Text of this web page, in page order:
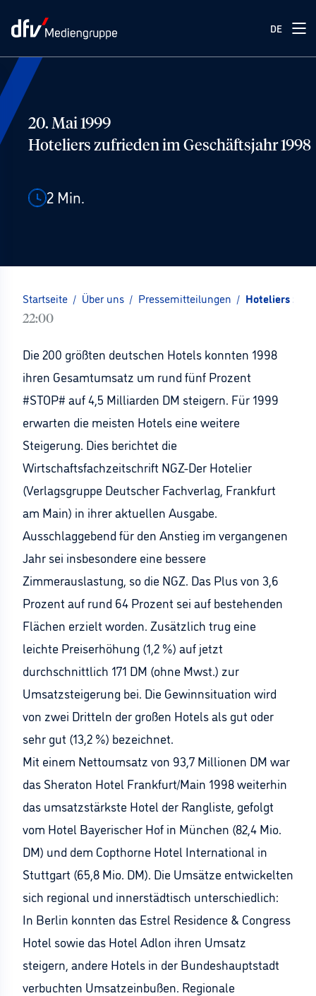
DE
20. Mai 1999
Hoteliers zufrieden im Geschäftsjahr 1998
2 Min.
Startseite / Über uns / Pressemitteilungen / Hoteliers
22:00
Die 200 größten deutschen Hotels konnten 1998
ihren Gesamtumsatz um rund fünf Prozent
#STOP# auf 4,5 Milliarden DM steigern. Für 1999
erwarten die meisten Hotels eine weitere
Steigerung. Dies berichtet die
Wirtschaftsfachzeitschrift NGZ-Der Hotelier
(Verlagsgruppe Deutscher Fachverlag, Frankfurt
am Main) in ihrer aktuellen Ausgabe.
Ausschlaggebend für den Anstieg im vergangenen
Jahr sei insbesondere eine bessere
Zimmerauslastung, so die NGZ. Das Plus von 3,6
Prozent auf rund 64 Prozent sei auf bestehenden
Flächen erzielt worden. Zusätzlich trug eine
leichte Preiserhöhung (1,2 %) auf jetzt
durchschnittlich 171 DM (ohne Mwst.) zur
Umsatzsteigerung bei. Die Gewinnsituation wird
von zwei Dritteln der großen Hotels als gut oder
sehr gut (13,2 %) bezeichnet.
Mit einem Nettoumsatz von 93,7 Millionen DM war
das Sheraton Hotel Frankfurt/Main 1998 weiterhin
das umsatzstärkste Hotel der Rangliste, gefolgt
vom Hotel Bayerischer Hof in München (82,4 Mio.
DM) und dem Copthorne Hotel International in
Stuttgart (65,8 Mio. DM). Die Umsätze entwickelten
sich regional und innerstädtisch unterschiedlich:
In Berlin konnten das Estrel Residence & Congress
Hotel sowie das Hotel Adlon ihren Umsatz
steigern, andere Hotels in der Bundeshauptstadt
verbuchten Umsatzeinbußen. Regionale